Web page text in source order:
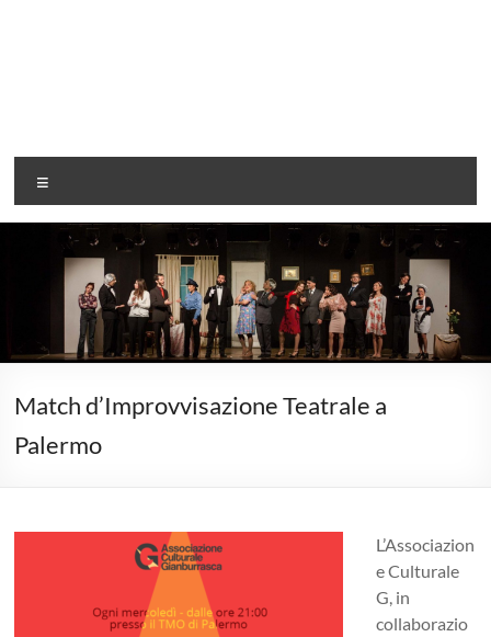
Associazione
G
Rendiamo
magico…
Match d’Improvvisazione Teatrale a
Palermo
L’Associazion
e Culturale
G, in
collaborazio